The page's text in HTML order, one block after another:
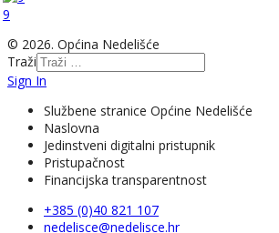
9
© 2026. Općina Nedelišće
Traži
Sign In
Službene stranice Općine Nedelišće
Naslovna
Jedinstveni digitalni pristupnik
Pristupačnost
Financijska transparentnost
+385 (0)40 821 107
nedelisce@nedelisce.hr